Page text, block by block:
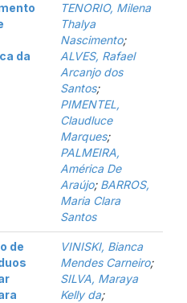
da
TENORIO, Milena
Thalya
Nascimento;
ALVES, Rafael
Arcanjo dos
Santos;
PIMENTEL,
Claudluce
Marques;
PALMEIRA,
América De
Araújo; BARROS,
Maria Clara
Santos
de
VINISKI, Bianca
Mendes Carneiro;
SILVA, Maraya
Kelly da;